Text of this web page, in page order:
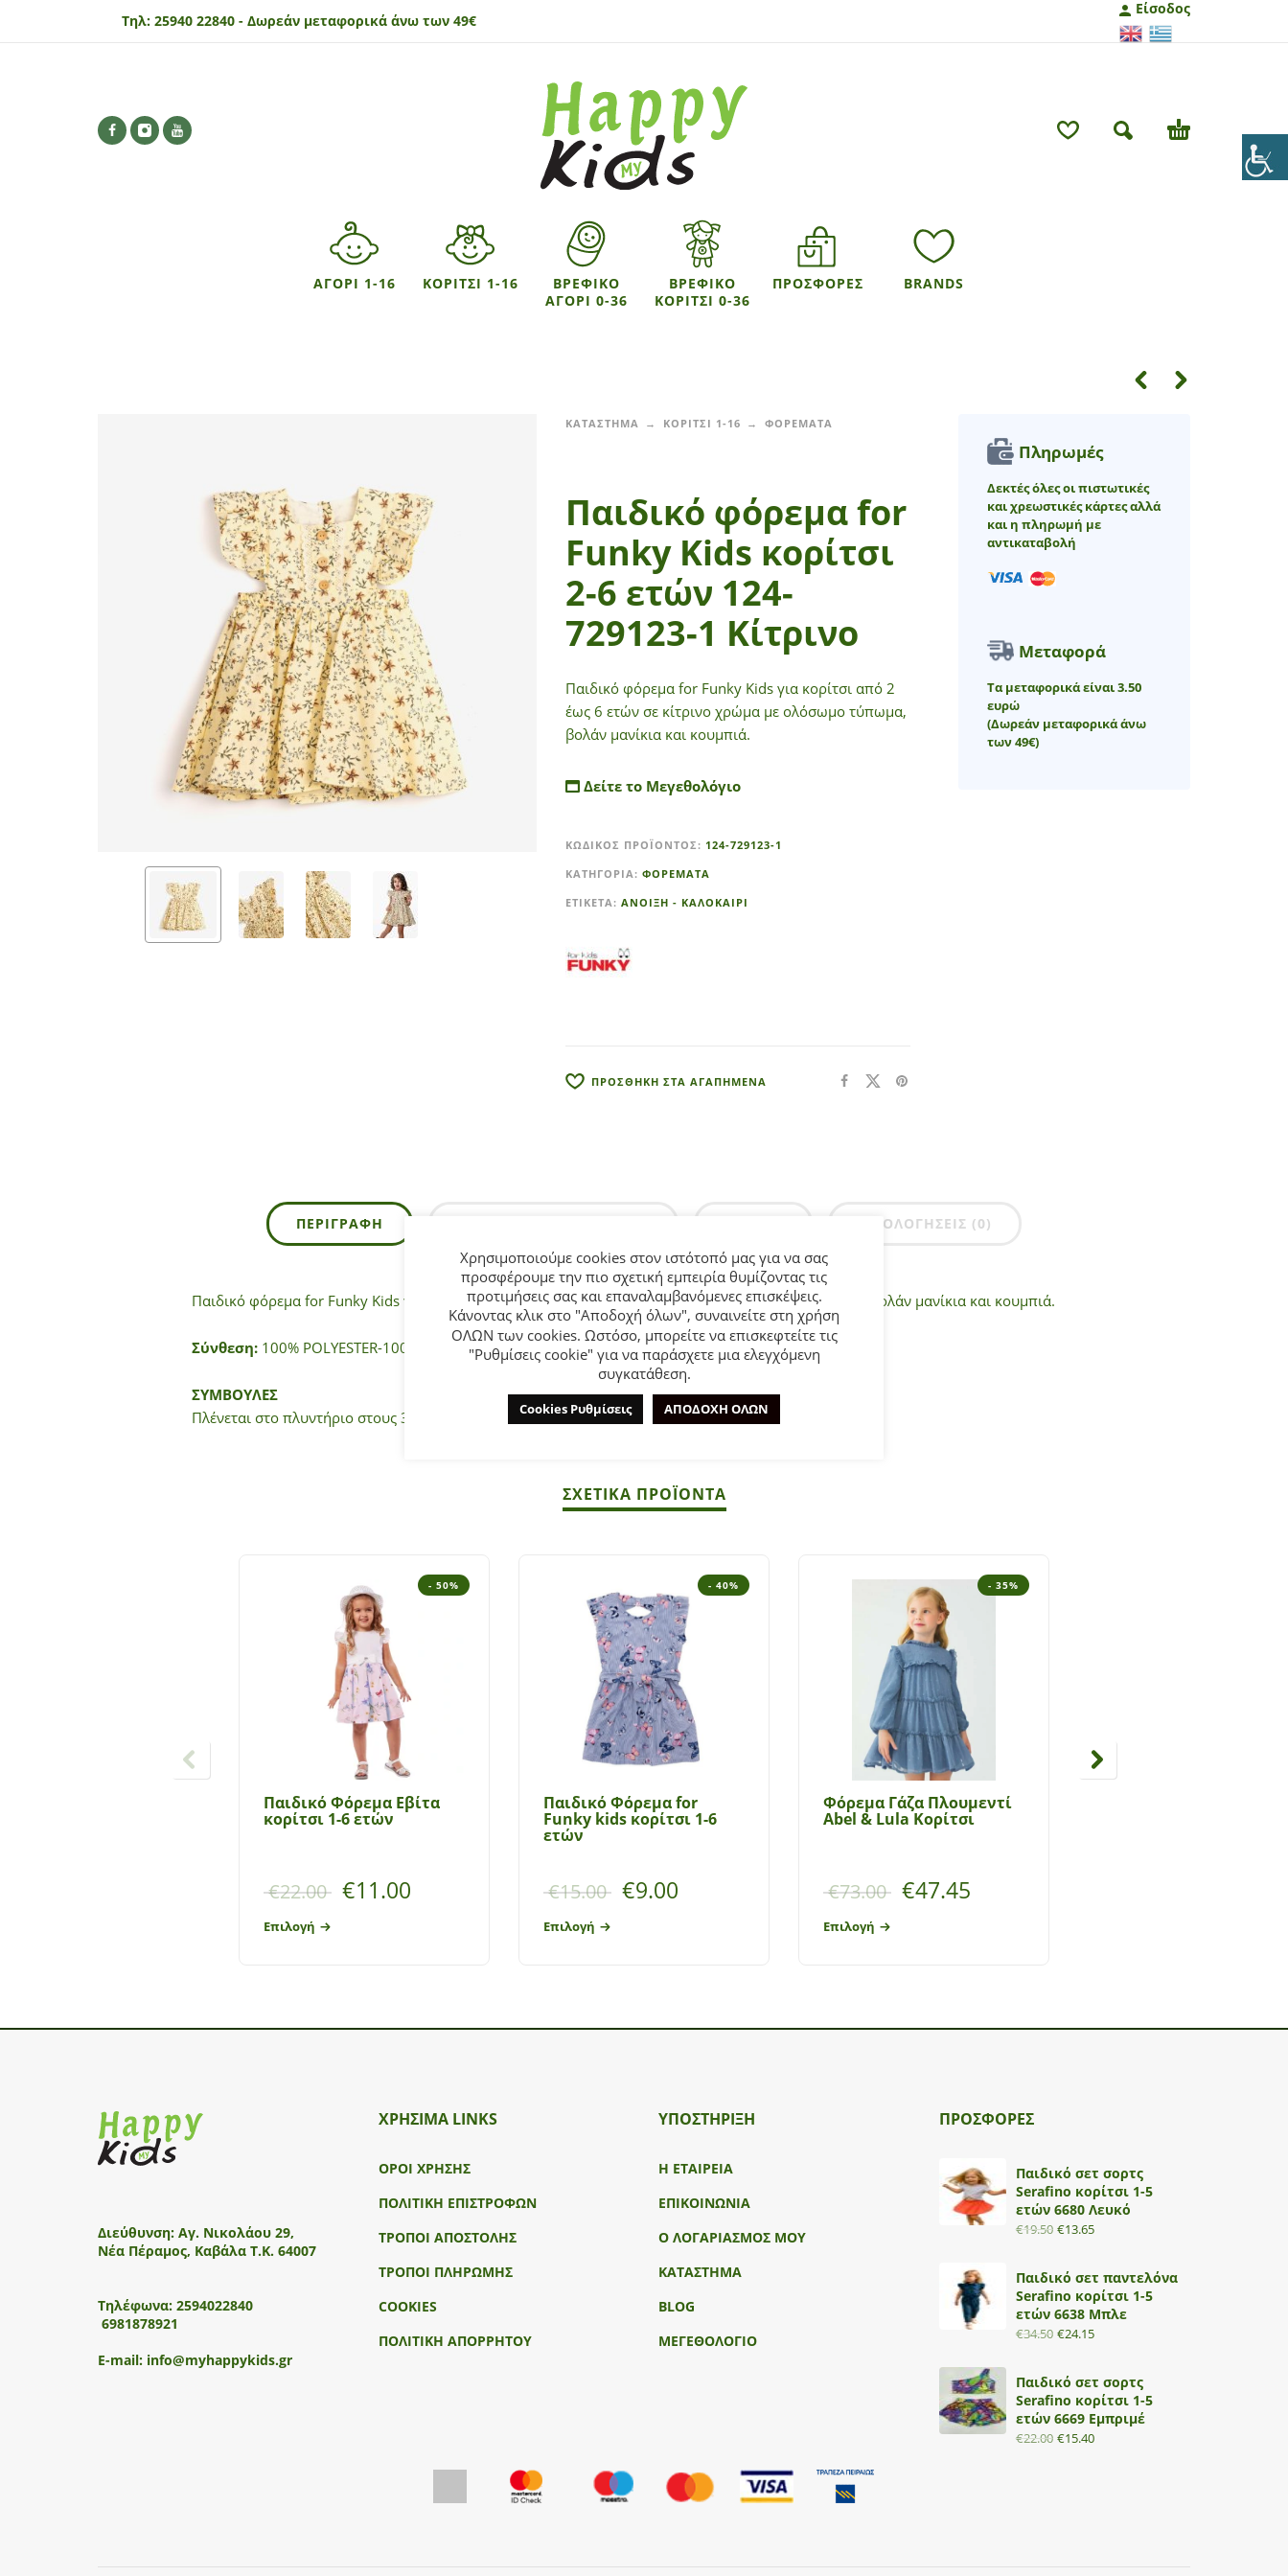
Τηλ: 25940 22840 - Δωρεάν μεταφορικά άνω των 49€
Είσοδος
ΑΓΟΡΙ 1-16 ΚΟΡΙΤΣΙ 1-16
ΒΡΕΦΙΚΟ
ΑΓΟΡΙ 0-36
ΒΡΕΦΙΚΟ
ΚΟΡΙΤΣΙ 0-36
ΠΡΟΣΦΟΡΕΣ BRANDS
ΚΑΤΑΣΤΗΜΑ ΚΟΡΙΤΣΙ 1-16 ΦΟΡΕΜΑΤΑ
Παιδικό φόρεμα for
Funky Kids κορίτσι
2-6 ετών 124-
729123-1 Κίτρινο
Παιδικό φόρεμα for Funky Kids για κορίτσι από 2
έως 6 ετών σε κίτρινο χρώμα με ολόσωμο τύπωμα,
βολάν μανίκια και κουμπιά.
Δείτε το Μεγεθολόγιο
l
t
e
a
:
ΚΩΔΙΚΌΣ ΠΡΟΪΌΝΤΟΣ: 124-729123-1
ΚΑΤΗΓΟΡΊΑ: ΦΟΡΕΜΑΤΑ
ΕΤΙΚΈΤΑ: ΑΝΟΙΞΗ - ΚΑΛΟΚΑΙΡΙ
ΠΡΟΣΘΗΚΗ ΣΤΑ ΑΓΑΠΗΜΕΝΑ
Πληρωμές
Δεκτές όλες οι πιστωτικές
και χρεωστικές κάρτες αλλά
και η πληρωμή με
αντικαταβολή
Μεταφορά
Τα μεταφορικά είναι 3.50
ευρώ
(Δωρεάν μεταφορικά άνω
των 49€)
ΠΕΡΙΓΡΑΦΉ ΑΞΙΟΛΟΓΉΣΕΙΣ (0)
Παιδικό φόρεμα for Funky Kids για κορίτσι από 2 έως 6 ετών σε κίτρινο χρώμα με ολόσωμο τύπωμα, βολάν μανίκια και κουμπιά.
Σύνθεση:100% POLYESTER-100% COTTON.
ΣΥΜΒΟΥΛΕΣ
Πλένεται στο πλυντήριο στους 30°C.
ΣΧΕΤΙΚΆ ΠΡΟΪΌΝΤΑ
- 50%
Παιδικό Φόρεμα Εβίτα
κορίτσι 1-6 ετών
€22.00 €11.00
Επιλογή
- 40%
Παιδικό Φόρεμα for
Funky kids κορίτσι 1-6
ετών
€15.00 €9.00
Επιλογή
- 35%
Φόρεμα Γάζα Πλουμεντί
Abel & Lula Κορίτσι
€73.00 €47.45
Επιλογή
Διεύθυνση: Αγ. Νικολάου 29,
Νέα Πέραμος, Καβάλα Τ.Κ. 64007
Τηλέφωνα: 2594022840
6981878921
E-mail: info@myhappykids.gr
ΧΡΗΣΙΜΑ LINKS
ΟΡΟΙ ΧΡΗΣΗΣ
ΠΟΛΙΤΙΚΗ ΕΠΙΣΤΡΟΦΩΝ
ΤΡΟΠΟΙ ΑΠΟΣΤΟΛΗΣ
ΤΡΟΠΟΙ ΠΛΗΡΩΜΗΣ
COOKIES
ΠΟΛΙΤΙΚΗ ΑΠΟΡΡΗΤΟΥ
ΥΠΟΣΤΉΡΙΞΗ
Η ΕΤΑΙΡΕΙΑ
ΕΠΙΚΟΙΝΩΝΙΑ
Ο ΛΟΓΑΡΙΑΣΜΟΣ ΜΟΥ
ΚΑΤΑΣΤΗΜΑ
BLOG
ΜΕΓΕΘΟΛΟΓΙΟ
ΠΡΟΣΦΟΡΕΣ
Παιδικό σετ σορτς
Serafino κορίτσι 1-5
ετών 6680 Λευκό
€19.50 €13.65
Παιδικό σετ παντελόνα
Serafino κορίτσι 1-5
ετών 6638 Μπλε
€34.50 €24.15
Παιδικό σετ σορτς
Serafino κορίτσι 1-5
ετών 6669 Εμπριμέ
€22.00 €15.40
Χρησιμοποιούμε cookies στον ιστότοπό μας για να σας
προσφέρουμε την πιο σχετική εμπειρία θυμίζοντας τις
προτιμήσεις σας και επαναλαμβανόμενες επισκέψεις.
Κάνοντας κλικ στο "Αποδοχή όλων", συναινείτε στη χρήση
ΟΛΩΝ των cookies. Ωστόσο, μπορείτε να επισκεφτείτε τις
"Ρυθμίσεις cookie" για να παράσχετε μια ελεγχόμενη
συγκατάθεση.
Cookies Ρυθμίσεις ΑΠΟΔΟΧΗ ΟΛΩΝ